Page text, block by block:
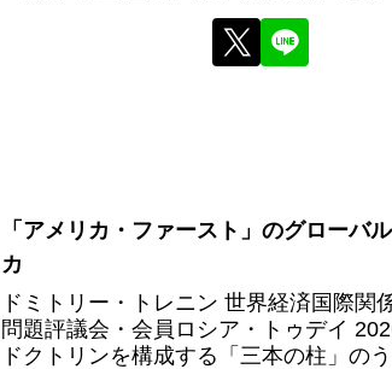
「アメリカ・ファースト」のグローバ
カ
ドミトリー・トレニン 世界経済国際関
問題評議会・会員ロシア・トゥデイ
ドクトリンを構成する「三本の柱」の